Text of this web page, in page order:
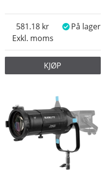
Exkl. moms
581.18 På lager
KJØP